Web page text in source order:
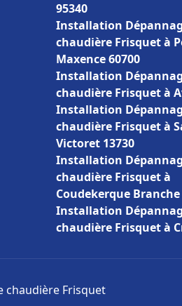
95340
Installation
chaudière Frisquet à
Maxence 60700
Installation
chaudière Frisquet à
Installation
chaudière Frisquet à
Victoret 13730
Installation
chaudière Frisquet à
Coudekerque Branche
Installation
chaudière Frisquet à
chaudière Frisquet